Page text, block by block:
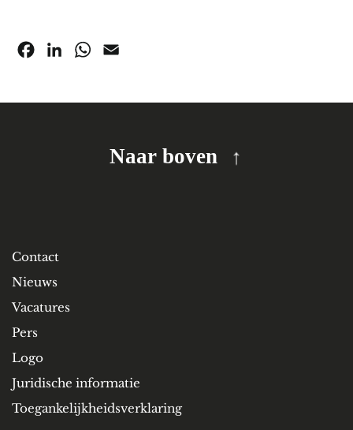
FacebookLinkedInWhatsApp
Naar boven
Contact
Nieuws
Vacatures
Pers
Logo
Juridische informatie
Toegankelijkheidsverklaring